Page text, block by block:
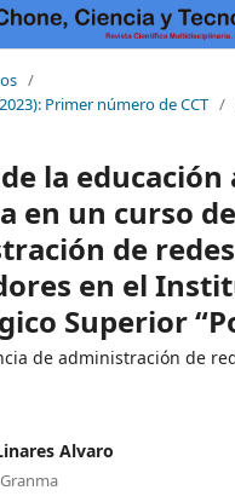
/
Primer número de CCT /
la educación
en un curso de
de
en el
Superior
de administración de
Alvaro